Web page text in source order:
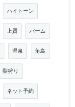
ハイトーン
上質 バーム
温泉 角島
梨狩り
ネット予約